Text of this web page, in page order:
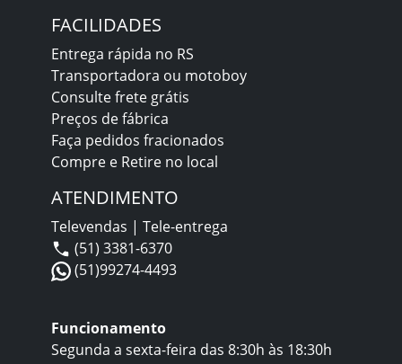
FACILIDADES
Entrega rápida no RS
Transportadora ou motoboy
Consulte frete grátis
Preços de fábrica
Faça pedidos fracionados
Compre e Retire no local
ATENDIMENTO
Televendas | Tele-entrega
(51) 3381-6370
(51)99274-4493
Funcionamento
Segunda a sexta-feira das 8:30h às 18:30h